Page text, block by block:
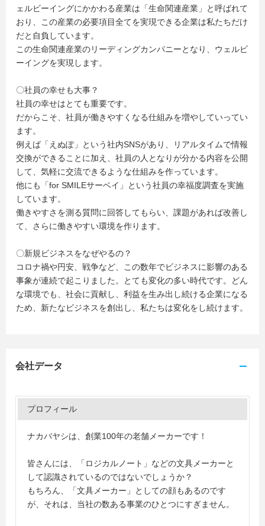
ェルビーイングにかかわる産業は「生命関連産業」と呼ばれて
おり、この産業の必要項目全てを実現できる企業は私たちだけ
だと自負しています。
この生命関連産業のリーディングカンパニーとなり、ウェルビ
ーイングを実現します。
〇社員の幸せも大事？
社員の幸せはとても重要です。
だからこそ、社員が働きやすくなる仕組みを増やしていってい
ます。
例えば「えぬぽ」という社内SNSがあり、リアルタイムで情報
交換ができることに加え、社員の人となりが分かる内容を公開
して、気軽に交流できるような仕組みを作っています。
他にも「for SMILEサーベイ」という社員の幸福度調査を実施
しています。
働きやすさを測る質問に回答してもらい、課題があれば改善し
て、さらに働きやすい環境を作ります。
〇新規ビジネスをなぜやるの？
コロナ禍や円安、戦争など、この数年でビジネスに影響のある
事象が連続で起こりました。とても変化の多い時代です。どん
な環境でも、社会に貢献し、利益を生み出し続ける企業になる
ため、新たなビジネスを創出し、私たちは変化をし続けます。
会社データ
プロフィール
ナカバヤシは、創業100年の老舗メーカーです！
皆さんには、「ロジカルノート」などの文具メーカーと
して認識されているのではないでしょうか？
もちろん、「文具メーカー」としての顔もあるのです
が、それは、当社の数ある事業のひとつにすぎません。